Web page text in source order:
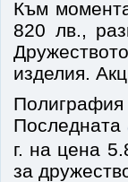
Към
820 лв.,
изделия.
Последната
г. на цена
за